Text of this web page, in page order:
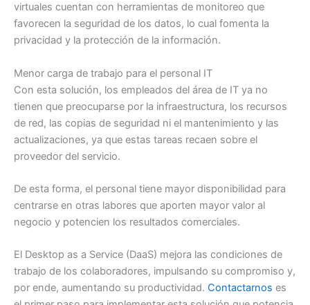
virtuales cuentan con herramientas de monitoreo que
favorecen la seguridad de los datos, lo cual fomenta la
privacidad y la protección de la información.
Menor carga de trabajo para el personal IT
Con esta solución, los empleados del área de IT ya no
tienen que preocuparse por la infraestructura, los recursos
de red, las copias de seguridad ni el mantenimiento y las
actualizaciones, ya que estas tareas recaen sobre el
proveedor del servicio.
De esta forma, el personal tiene mayor disponibilidad para
centrarse en otras labores que aporten mayor valor al
negocio y potencien los resultados comerciales.
El Desktop as a Service (DaaS) mejora las condiciones de
trabajo de los colaboradores, impulsando su compromiso y,
por ende, aumentando su productividad. Contactarnos es